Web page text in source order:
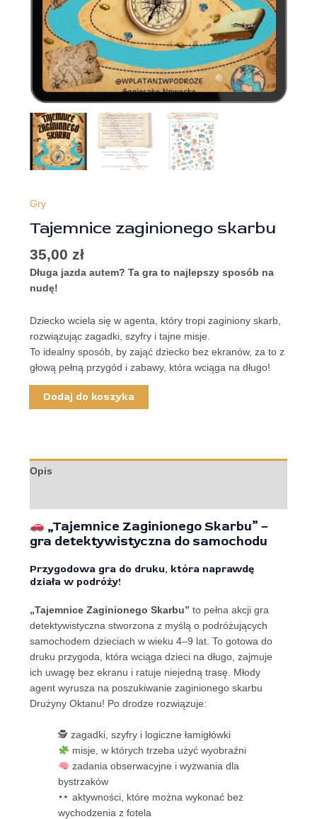
Gry
Tajemnice zaginionego skarbu
35,00 zł
Długa jazda autem? Ta gra to najlepszy sposób na
nudę!
Dziecko wciela się w agenta, który tropi zaginiony skarb,
rozwiązując zagadki, szyfry i tajne misje.
To idealny sposób, by zająć dziecko bez ekranów, za to z
głową pełną przygód i zabawy, która wciąga na długo!
Dodaj do koszyka
Opis
„Tajemnice Zaginionego Skarbu” –
gra detektywistyczna do samochodu
Przygodowa gra do druku, która naprawdę
działa w podróży!
„Tajemnice Zaginionego Skarbu” to pełna akcji gra
detektywistyczna stworzona z myślą o podróżujących
samochodem dzieciach w wieku 4–9 lat. To gotowa do
druku przygoda, która wciąga dzieci na długo, zajmuje
ich uwagę bez ekranu i ratuje niejedną trasę. Młody
agent wyrusza na poszukiwanie zaginionego skarbu
Drużyny Oktanu! Po drodze rozwiązuje:
🕵️ zagadki, szyfry i logiczne łamigłówki
misje, w których trzeba użyć wyobraźni
zadania obserwacyjne i wyzwania dla
bystrzaków
aktywności, które można wykonać bez
wychodzenia z fotela